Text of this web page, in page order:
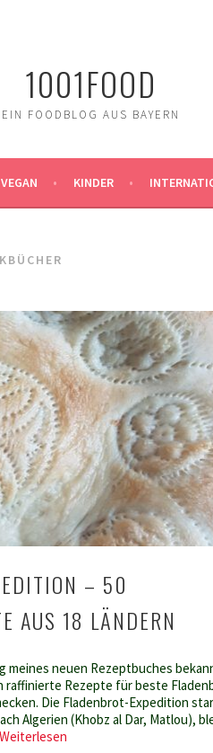
1001FOOD
EIN FOODBLOG AUS BAYERN
KINDER
– 50
AUS 18 LÄNDERN
neuen Rezeptbuches
Rezepte für beste
Die Fladenbrot-Expedition
Algerien (Khobz al Dar, Matlou),
Weiterlesen